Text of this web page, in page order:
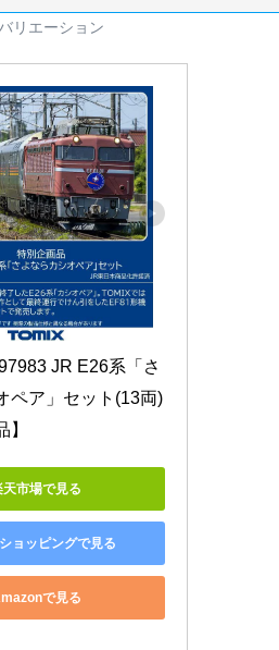
リエーション
JR E26系「さ
ペア」セット(13両)
】
天市場で見る
ョッピングで見る
で見る